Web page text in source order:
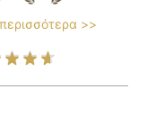
>>